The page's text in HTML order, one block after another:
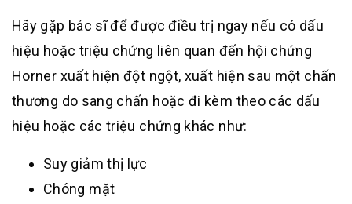
Hãy gặp bác sĩ để được điều trị ngay nếu có dấu
hiệu hoặc triệu chứng liên quan đến hội chứng
Horner xuất hiện đột ngột, xuất hiện sau một chấn
thương do sang chấn hoặc đi kèm theo các dấu
hiệu hoặc các triệu chứng khác như:
Suy giảm thị lực
Chóng mặt